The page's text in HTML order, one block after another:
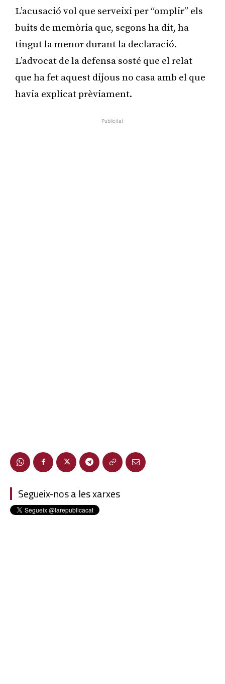
L’acusació vol que serveixi per “omplir” els
buits de memòria que, segons ha dit, ha
tingut la menor durant la declaració.
L’advocat de la defensa sosté que el relat
que ha fet aquest dijous no casa amb el que
havia explicat prèviament.
Publicitat
Segueix-nos a les xarxes